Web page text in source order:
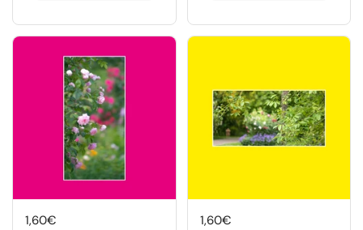
Regulärer Preis
1,60€ Regulärer Preis
1,60€